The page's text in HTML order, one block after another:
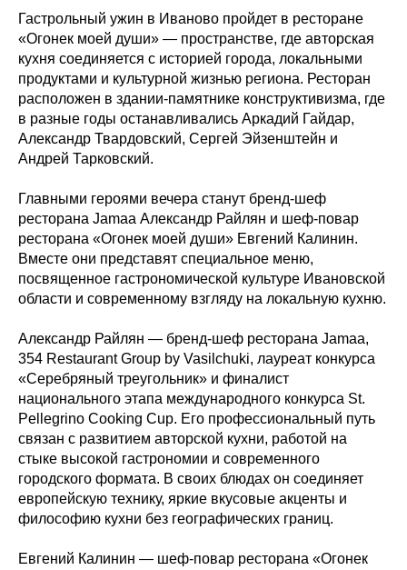
Гастрольный ужин в Иваново пройдет в ресторане
«Огонек моей души» — пространстве, где авторская
кухня соединяется с историей города, локальными
продуктами и культурной жизнью региона. Ресторан
расположен в здании-памятнике конструктивизма, где
в разные годы останавливались Аркадий Гайдар,
Александр Твардовский, Сергей Эйзенштейн и
Андрей Тарковский.
Главными героями вечера станут бренд-шеф
ресторана Jamaa Александр Райлян и шеф-повар
ресторана «Огонек моей души» Евгений Калинин.
Вместе они представят специальное меню,
посвященное гастрономической культуре Ивановской
области и современному взгляду на локальную кухню.
Александр Райлян — бренд-шеф ресторана Jamaa,
354 Restaurant Group by Vasilchuki, лауреат конкурса
«Серебряный треугольник» и финалист
национального этапа международного конкурса St.
Pellegrino Cooking Cup. Его профессиональный путь
связан с развитием авторской кухни, работой на
стыке высокой гастрономии и современного
городского формата. В своих блюдах он соединяет
европейскую технику, яркие вкусовые акценты и
философию кухни без географических границ.
Евгений Калинин — шеф-повар ресторана «Огонек